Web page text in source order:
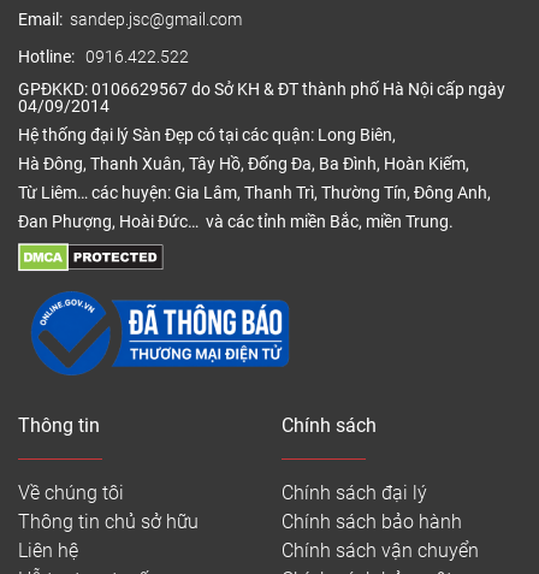
Email: sandep.jsc@gmail.com
Hotline: 0916.422.522
GPĐKKD: 0106629567 do Sở KH & ĐT thành phố Hà Nội cấp ngày
04/09/2014
Hệ thống đại lý Sàn Đẹp có tại các quận: Long Biên,
Hà Đông, Thanh Xuân, Tây Hồ, Đống Đa, Ba Đình, Hoàn Kiếm,
Từ Liêm… các huyện: Gia Lâm, Thanh Trì, Thường Tín, Đông Anh,
Đan Phượng, Hoài Đức… và các tỉnh miền Bắc, miền Trung.
Thông tin
Về chúng tôi
Thông tin chủ sở hữu
Liên hệ
Chính sách
Chính sách đại lý
Chính sách bảo hành
Chính sách vận chuyển